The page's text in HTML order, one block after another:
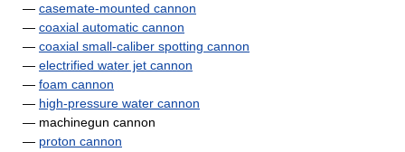
— casemate-mounted cannon
— coaxial automatic cannon
— coaxial small-caliber spotting cannon
— electrified water jet cannon
— foam cannon
— high-pressure water cannon
— machinegun cannon
— proton cannon